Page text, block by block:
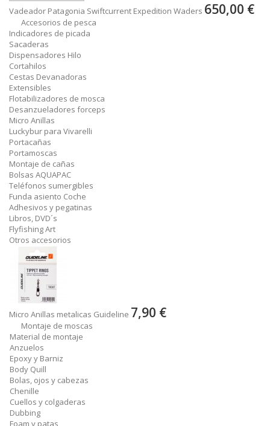
Vadeador Patagonia Swiftcurrent Expedition Waders 650,00 €
Accesorios de pesca
Indicadores de picada
Sacaderas
Dispensadores Hilo
Cortahilos
Cestas Devanadoras
Extensibles
Flotabilizadores de mosca
Desanzueladores forceps
Micro Anillas
Luckybur para Vivarelli
Portacañas
Portamoscas
Montaje de cañas
Bolsas AQUAPAC
Teléfonos sumergibles
Funda asiento Coche
Adhesivos y pegatinas
Libros, DVD´s
Flyfishing Art
Otros accesorios
Micro Anillas metalicas Guideline 7,90 €
Montaje de moscas
Material de montaje
Anzuelos
Epoxy y Barniz
Body Quill
Bolas, ojos y cabezas
Chenille
Cuellos y colgaderas
Dubbing
Foam y patas